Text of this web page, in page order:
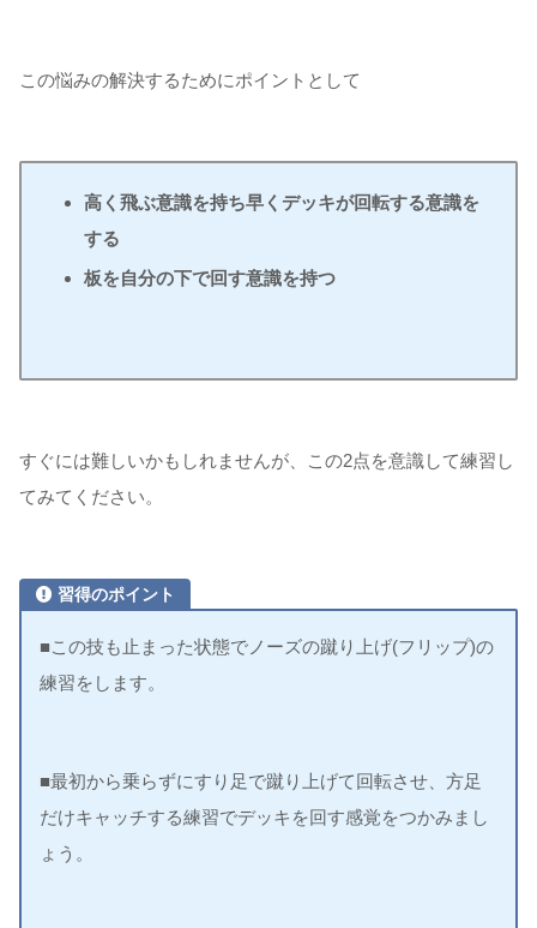
この悩みの解決するためにポイントとして
高く飛ぶ意識を持ち早くデッキが回転する意識を
する
板を自分の下で回す意識を持つ
すぐには難しいかもしれませんが、この2点を意識して練習し
てみてください。
習得のポイント
■この技も止まった状態でノーズの蹴り上げ(フリップ)の
練習をします。
■最初から乗らずにすり足で蹴り上げて回転させ、方足
だけキャッチする練習でデッキを回す感覚をつかみまし
ょう。